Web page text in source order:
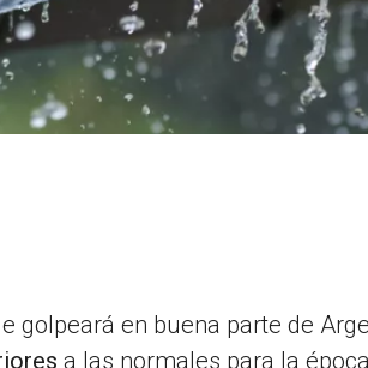
golpeará en buena parte de
a las normales para la época